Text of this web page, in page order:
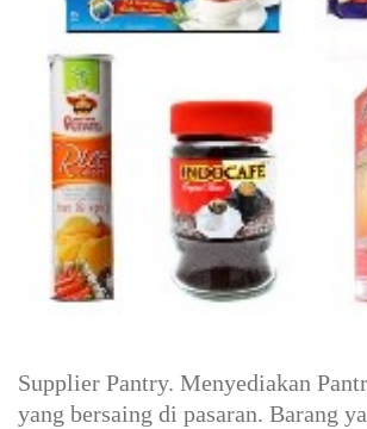
Supplier Pantry. Menyediakan
yang bersaing di pasaran. Barang